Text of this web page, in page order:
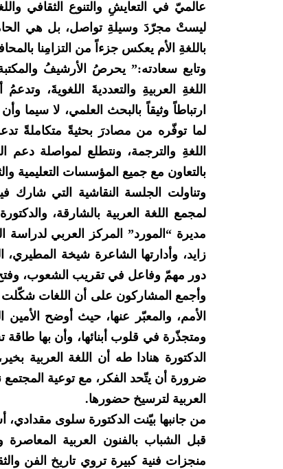
عالميّ في التعايشِ والتنوع الثقافي
ليستْ مجرّدَ وسيلةِ تواصل، بل هي الحاملُ
باللغةِ الأم يعكس جزءاً من التزامِنا
وتابع سعادته:” يحرصُ الأرشيفُ
اللغةِ العربيةِ والتعدديةَ اللغويةَ،
ارتباطاً وثيقاً بالبحث العلمي، لا سيما
لما توفّره من مصادرَ بحثيةً متكاملةً
اللغةِ والترجمة، ونتطلع لمواصلة دعم
بالتعاون مع جميع المؤسسات التعليمية
وتناولت الجلسة النقاشية التي شارك
لمجمع اللغة العربية بالشارقة،
مديرة “المورد” المركز العربي لدراسة
زايد، وأدارتها الشاعرة شيخة المطيري،
دور مهمّ وفاعل في تقريب الشعوب، وفتح
وأجمع المشاركون على أن اللغات شكّلت
الأمم، والمعبّر عنها، حيث أوضح الأمين
ومتجذّرة في قلوب أبنائها، وأن بها
الدكتورة هنادا طه أن اللغة العربية
ضرورة أن يتّحد الفكر، مع توعية المجتمع
العربية لترسيخ حضورها.
من جانبها بيّنت الدكتورة سلوى مقدادي،
قبل الشباب بالفنون العربية
منجزات فنية كبيرة تروي تاريخ الفن